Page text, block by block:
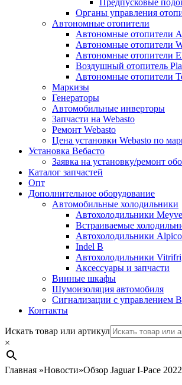
Предпусковые
Органы управления
Автономные отопители
Автономные отопители
Автономные отопители
Автономные отопители
Воздушный отопитель
Автономные отопители
Маркизы
Генераторы
Автомобильные инверторы
Запчасти на Webasto
Ремонт Webasto
Цена установки Webasto по
Установка Вебасто
Заявка на установку/ремонт
Каталог запчастей
Опт
Дополнительное оборудование
Автомобильные холодильники
Автохолодильники
Встраиваемые
Автохолодильники
Indel B
Автохолодильники
Аксессуары и запчасти
Винные шкафы
Шумоизоляция автомобиля
Сигнализации с управлением
Контакты
Search
Искать товар или артикул
×
Главная »Новости»Обзор Jaguar I-Pace